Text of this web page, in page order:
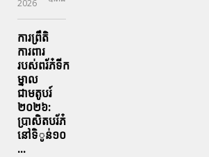
2026
ការព្រឹតិ
ការពារ
របស់ពរ័ភ៎ទីក
ម្នាល
ជាមតូបរ៍
២០២៦:
ប្រាសិតបរ័ភ៎
នៅទិូន់១០
...